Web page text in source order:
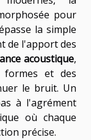
pour
la simple
de l'apport des
acoustique,
formes et des
le bruit. Un
à l'agrément
où chaque
précise.